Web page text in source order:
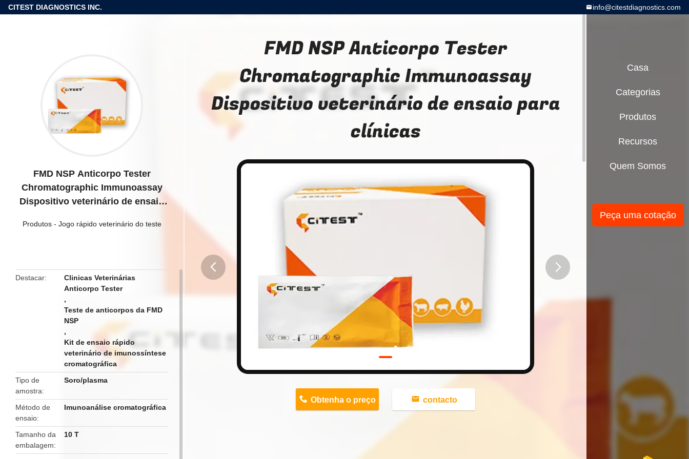
CITEST DIAGNOSTICS INC. info@citestdiagnostics.com
FMD NSP Anticorpo Tester
Chromatographic Immunoassay
Dispositivo veterinário de ensaio
Produtos- Jogo rápido veterinário do teste
Destacar
Clinicas Veterinárias
Anticorpo Tester
,
Teste de anticorpos da FMD
NSP
,
Kit de ensaio rápido
veterinário de imunossíntese
cromatográfica
Tipo de
amostra
Soro/plasma
Método de
ensaio
Imunoanálise cromatográfica
Tamanho da
embalagem
10 T
FMD NSP Anticorpo Tester
Chromatographic Immunoassay
Dispositivo veterinário de ensaio para
clínicas
button
Obtenha o preço contacto
Casa
Categorias
Produtos
Recursos
Quem Somos
Peça uma cotação